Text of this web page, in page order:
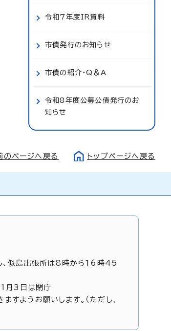
令和7年度IR資料
市債発行のお知らせ
市債の紹介・Q＆A
令和8年度公募公債発行のお
知らせ
のページへ戻る トップページへ戻る
似島出張所は8時から16時45
月3日は閉庁
すようお願いします。（ただし、